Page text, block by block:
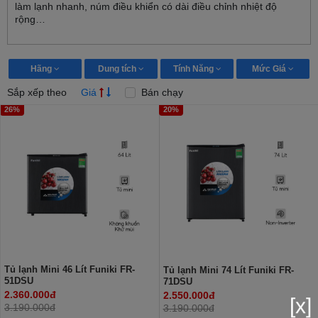
làm lạnh nhanh, núm điều khiển có dài điều chỉnh nhiệt độ
rộng…
Hãng Dung tích Tính Năng Mức Giá
Sắp xếp theo Giá Bán chạy
26%
Tủ lạnh Mini 46 Lít Funiki FR-
51DSU
2.360.000đ
3.190.000đ
20%
Tủ lạnh Mini 74 Lít Funiki FR-
71DSU
2.550.000đ
3.190.000đ
[x]